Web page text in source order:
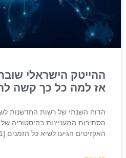
ההייטק הישראלי
אז למה כל כך קשה
הסתירות המעניינות בהיסטוריה
האקזיטים הגיעו לשיא כל הזמנים [1] — בראשם רכישת